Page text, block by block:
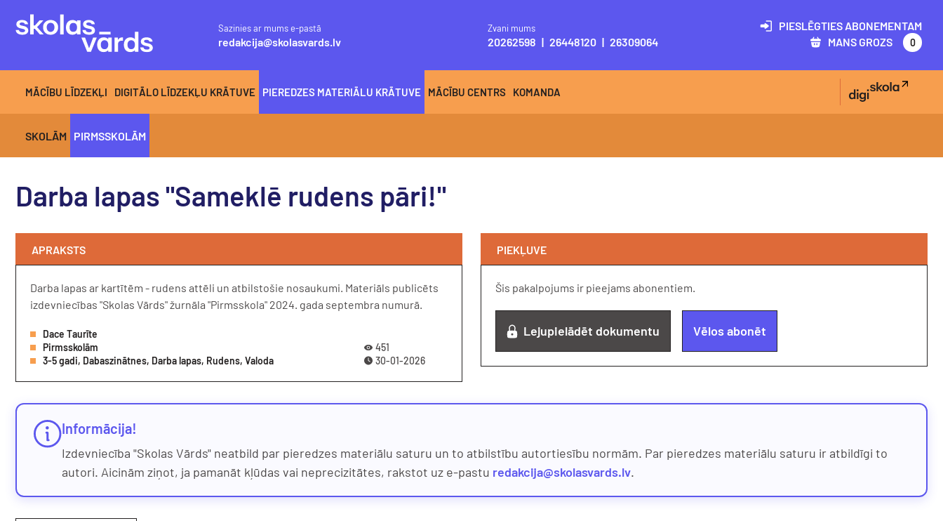
Sazinies ar mums e-pastā
redakcija@skolasvards.lv
Zvani mums
20262598 | 26448120 | 26309064
PIESLĒGTIES ABONEMENTAM
MANS GROZS
0
MĀCĪBU LĪDZEKĻI DIGITĀLO LĪDZEKĻU KRĀTUVE PIEREDZES MATERIĀLU KRĀTUVE MĀCĪBU CENTRS KOMANDA
SKOLĀM PIRMSSKOLĀM
Darba lapas "Sameklē rudens pāri!"
APRAKSTS
Darba lapas ar kartītēm - rudens attēli un atbilstošie nosaukumi. Materiāls publicēts
izdevniecības "Skolas Vārds" žurnāla "Pirmsskola" 2024. gada septembra numurā.
Dace Taurīte
Pirmsskolām
3-5 gadi, Dabaszinātnes, Darba lapas, Rudens, Valoda
451
30-01-2026
PIEKĻUVE
Šis pakalpojums ir pieejams abonentiem.
Lejupielādēt dokumentu Vēlos abonēt
Informācija!
Izdevniecība "Skolas Vārds" neatbild par pieredzes materiālu saturu un to atbilstību autortiesību normām. Par pieredzes materiālu saturu ir atbildīgi to
autori. Aicinām ziņot, ja pamanāt kļūdas vai neprecizitātes, rakstot uz e-pastu redakcija@skolasvards.lv.